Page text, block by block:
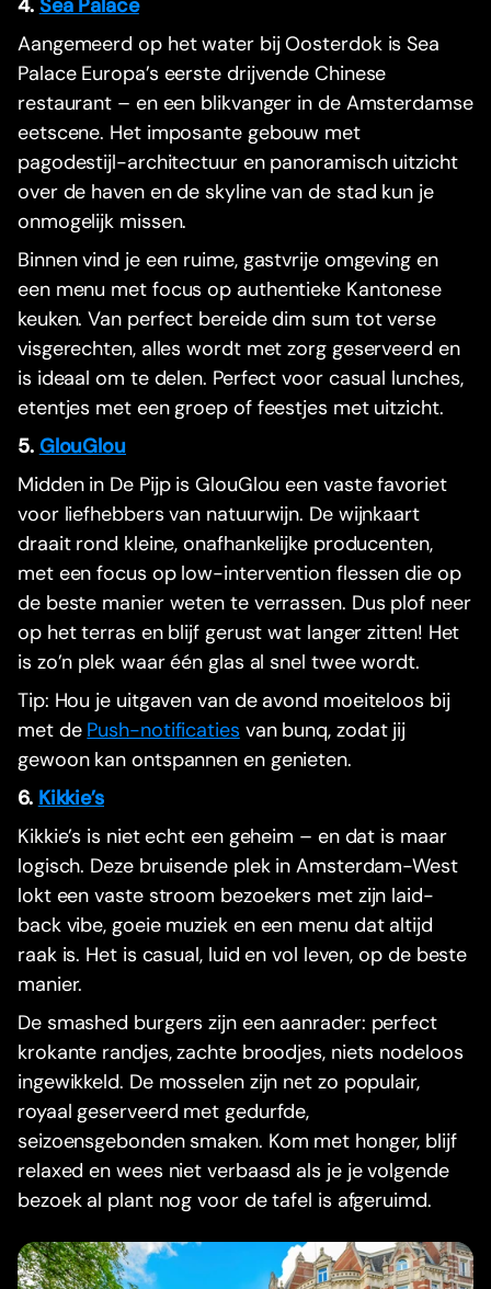
4. Sea Palace
Aangemeerd op het water bij Oosterdok is Sea
Palace Europa’s eerste drijvende Chinese
restaurant – en een blikvanger in de Amsterdamse
eetscene. Het imposante gebouw met
pagodestijl-architectuur en panoramisch uitzicht
over de haven en de skyline van de stad kun je
onmogelijk missen.
Binnen vind je een ruime, gastvrije omgeving en
een menu met focus op authentieke Kantonese
keuken. Van perfect bereide dim sum tot verse
visgerechten, alles wordt met zorg geserveerd en
is ideaal om te delen. Perfect voor casual lunches,
etentjes met een groep of feestjes met uitzicht.
5. GlouGlou
Midden in De Pijp is GlouGlou een vaste favoriet
voor liefhebbers van natuurwijn. De wijnkaart
draait rond kleine, onafhankelijke producenten,
met een focus op low-intervention flessen die op
de beste manier weten te verrassen. Dus plof neer
op het terras en blijf gerust wat langer zitten! Het
is zo’n plek waar één glas al snel twee wordt.
Tip: Hou je uitgaven van de avond moeiteloos bij
met de Push-notificaties van bunq, zodat jij
gewoon kan ontspannen en genieten.
6. Kikkie’s
Kikkie’s is niet echt een geheim – en dat is maar
logisch. Deze bruisende plek in Amsterdam-West
lokt een vaste stroom bezoekers met zijn laid-
back vibe, goeie muziek en een menu dat altijd
raak is. Het is casual, luid en vol leven, op de beste
manier.
De smashed burgers zijn een aanrader: perfect
krokante randjes, zachte broodjes, niets nodeloos
ingewikkeld. De mosselen zijn net zo populair,
royaal geserveerd met gedurfde,
seizoensgebonden smaken. Kom met honger, blijf
relaxed en wees niet verbaasd als je je volgende
bezoek al plant nog voor de tafel is afgeruimd.